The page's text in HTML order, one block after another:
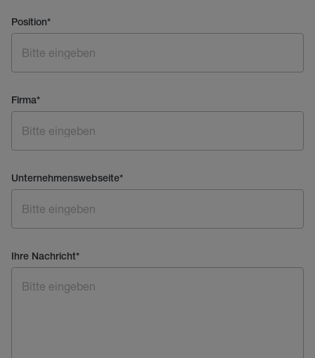
Position*
Firma*
Unternehmenswebseite*
Ihre Nachricht*